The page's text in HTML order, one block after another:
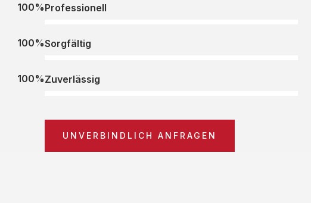
Professionell
100%
Sorgfältig
100%
Zuverlässig
100%
UNVERBINDLICH ANFRAGEN